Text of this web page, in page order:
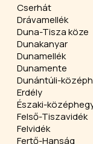
Cserhát
Drávamellék
Duna-Tisza köze
Dunakanyar
Dunamellék
Dunamente
Dunántúli-
Erdély
Északi-
Felső-Tiszavidék
Felvidék
Fertő-Hanság